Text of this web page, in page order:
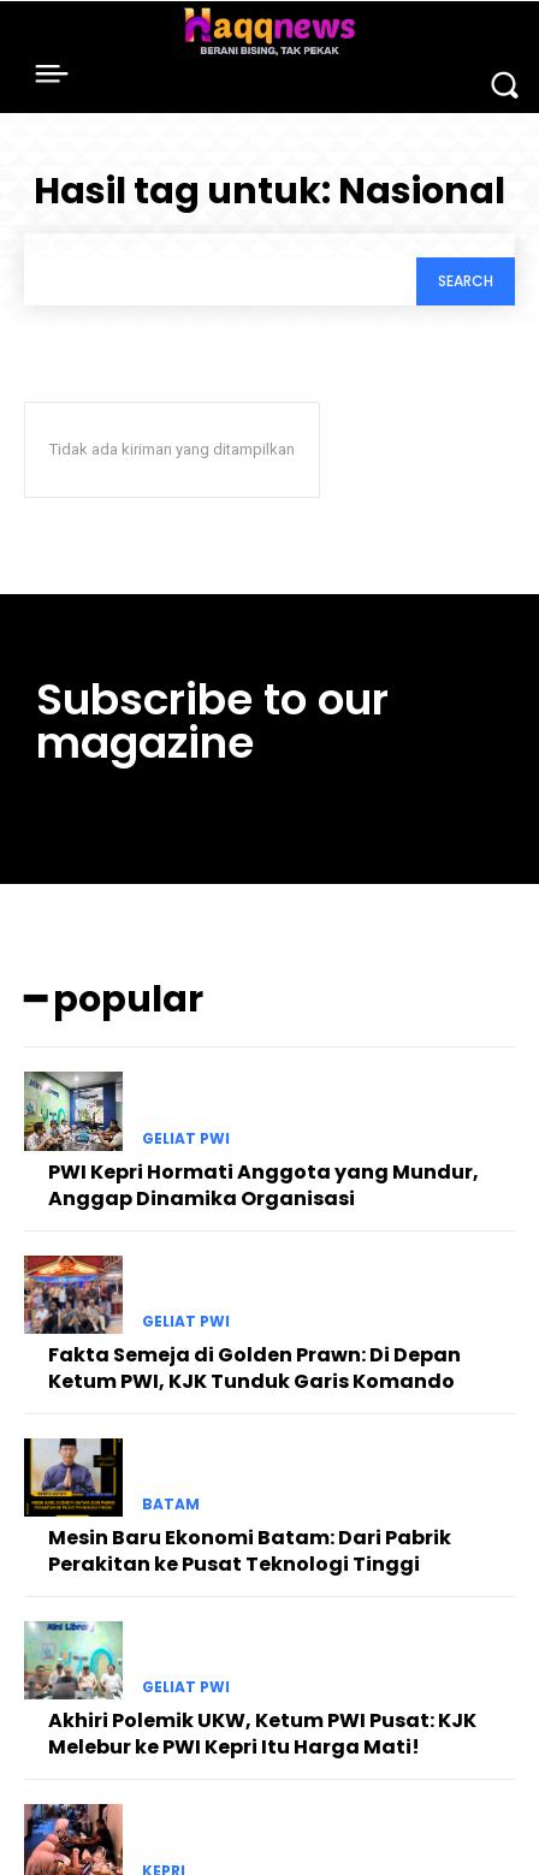
Hasil tag untuk: Nasional
SEARCH
Tidak ada kiriman yang ditampilkan
Subscribe to our
magazine
━ popular
GELIAT PWI
PWI Kepri Hormati Anggota yang Mundur,
Anggap Dinamika Organisasi
GELIAT PWI
Fakta Semeja di Golden Prawn: Di Depan
Ketum PWI, KJK Tunduk Garis Komando
BATAM
Mesin Baru Ekonomi Batam: Dari Pabrik
Perakitan ke Pusat Teknologi Tinggi
GELIAT PWI
Akhiri Polemik UKW, Ketum PWI Pusat: KJK
Melebur ke PWI Kepri Itu Harga Mati!
KEPRI